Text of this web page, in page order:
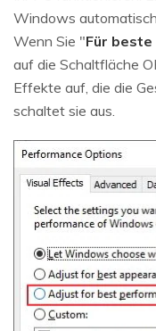
Windows
Wenn Sie "Für
auf die Schaltfläche
Effekte auf, die die
schaltet sie aus.